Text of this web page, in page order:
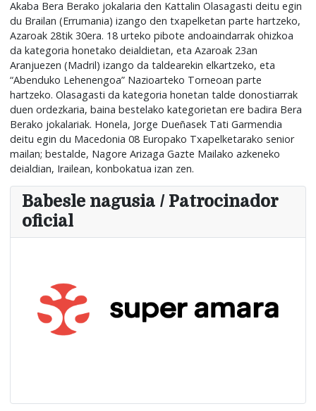
Akaba Bera Berako jokalaria den Kattalin Olasagasti deitu egin
du Brailan (Errumania) izango den txapelketan parte hartzeko,
Azaroak 28tik 30era. 18 urteko pibote andoaindarrak ohizkoa
da kategoria honetako deialdietan, eta Azaroak 23an
Aranjuezen (Madril) izango da taldearekin elkartzeko, eta
“Abenduko Lehenengoa” Nazioarteko Torneoan parte
hartzeko. Olasagasti da kategoria honetan talde donostiarrak
duen ordezkaria, baina bestelako kategorietan ere badira Bera
Berako jokalariak. Honela, Jorge Dueñasek Tati Garmendia
deitu egin du Macedonia 08 Europako Txapelketarako senior
mailan; bestalde, Nagore Arizaga Gazte Mailako azkeneko
deialdian, Irailean, konbokatua izan zen.
Babesle nagusia / Patrocinador
oficial